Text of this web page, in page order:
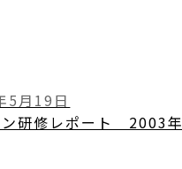
5月19日
ン研修レポート 2003年